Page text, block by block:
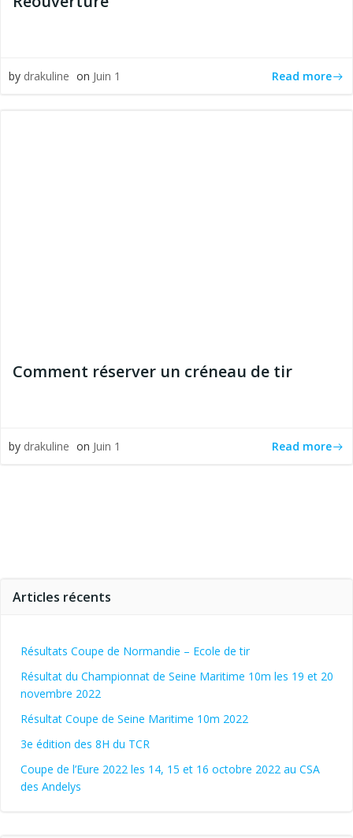
by drakuline on Juin 1 Read more
Comment réserver un créneau de tir
by drakuline on Juin 1 Read more
Articles récents
Résultats Coupe de Normandie – Ecole de tir
Résultat du Championnat de Seine Maritime 10m les 19 et 20
novembre 2022
Résultat Coupe de Seine Maritime 10m 2022
3e édition des 8H du TCR
Coupe de l’Eure 2022 les 14, 15 et 16 octobre 2022 au CSA
des Andelys